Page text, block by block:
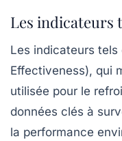
Les indicateurs
Les indicateurs tels
Effectiveness), qui
utilisée pour le
données clés à
la performance